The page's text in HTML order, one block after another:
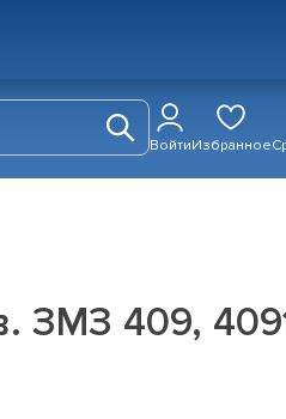
ВойтиИзбранное
ЗМЗ 409,